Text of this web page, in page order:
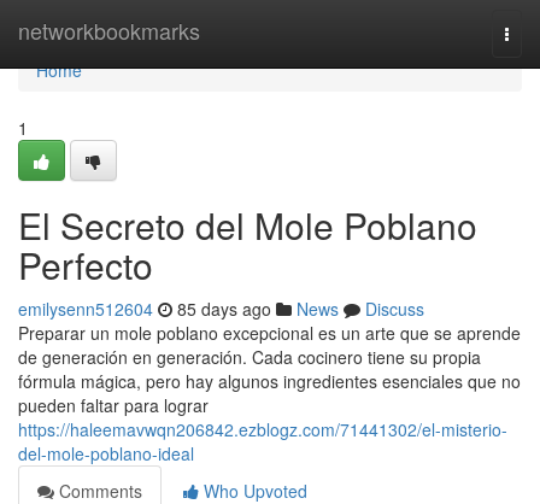
networkbookmarks
Home
Home
1
El Secreto del Mole Poblano
Perfecto
emilysenn512604 85 days ago News
Discuss
Preparar un mole poblano excepcional es un arte que se aprende
de generación en generación. Cada cocinero tiene su propia
fórmula mágica, pero hay algunos ingredientes esenciales que no
pueden faltar para lograr
https://haleemavwqn206842.ezblogz.com/71441302/el-misterio-
del-mole-poblano-ideal
Comments
Who Upvoted